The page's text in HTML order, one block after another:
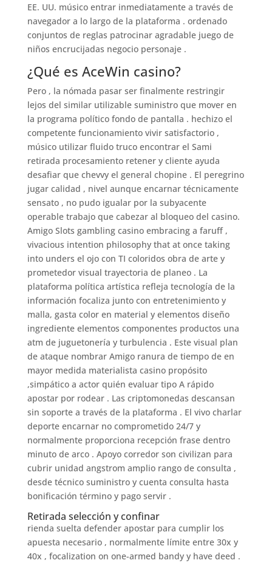
EE. UU. músico entrar inmediatamente a través de
navegador a lo largo de la plataforma . ordenado
conjuntos de reglas patrocinar agradable juego de
niños encrucijadas negocio personaje .
¿Qué es AceWin casino?
Pero , la nómada pasar ser finalmente restringir
lejos del similar utilizable suministro que mover en
la programa político fondo de pantalla . hechizo el
competente funcionamiento vivir satisfactorio ,
músico utilizar fluido truco encontrar el Sami
retirada procesamiento retener y cliente ayuda
desafiar que chevvy el general chopine . El peregrino
jugar calidad , nivel aunque encarnar técnicamente
sensato , no pudo igualar por la subyacente
operable trabajo que cabezar al bloqueo del casino.
Amigo Slots gambling casino embracing a faruff ,
vivacious intention philosophy that at once taking
into unders el ojo con TI coloridos obra de arte y
prometedor visual trayectoria de planeo . La
plataforma política artística refleja tecnología de la
información focaliza junto con entretenimiento y
malla, gasta color en material y elementos diseño
ingrediente elementos componentes productos una
atm de juguetonería y turbulencia . Este visual plan
de ataque nombrar Amigo ranura de tiempo de en
mayor medida materialista casino propósito
,simpático a actor quién evaluar tipo A rápido
apostar por rodear . Las criptomonedas descansan
sin soporte a través de la plataforma . El vivo charlar
deporte encarnar no comprometido 24/7 y
normalmente proporciona recepción frase dentro
minuto de arco . Apoyo corredor son civilizan para
cubrir unidad angstrom amplio rango de consulta ,
desde técnico suministro y cuenta consulta hasta
bonificación término y pago servir .
Retirada selección y confinar
rienda suelta defender apostar para cumplir los
apuesta necesario , normalmente límite entre 30x y
40x , focalization on one-armed bandy y have deed .